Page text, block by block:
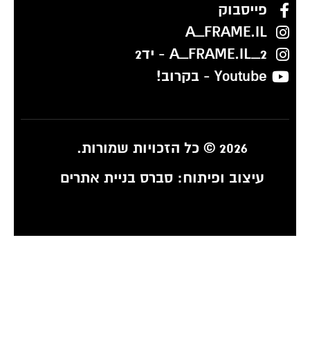
פייסבוק
A_FRAME.IL
A_FRAME.IL_2 - יד2
Youtube - בקרוב!
2026 © כל הזכויות שמורות.
עיצוב ופיתוח:סברס בניית אתרים